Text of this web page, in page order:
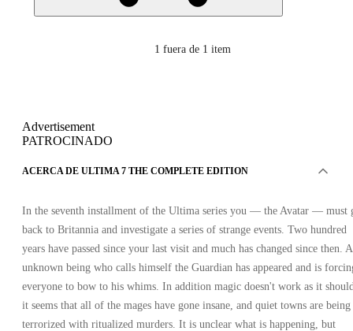
1 fuera de 1 item
Advertisement
PATROCINADO
ACERCA DE ULTIMA 7 THE COMPLETE EDITION
In the seventh installment of the Ultima series you — the Avatar — must
back to Britannia and investigate a series of strange events. Two hundred
years have passed since your last visit and much has changed since then.
unknown being who calls himself the Guardian has appeared and is
everyone to bow to his whims. In addition magic doesn't work as it
it seems that all of the mages have gone insane, and quiet towns are being
terrorized with ritualized murders. It is unclear what is happening, but